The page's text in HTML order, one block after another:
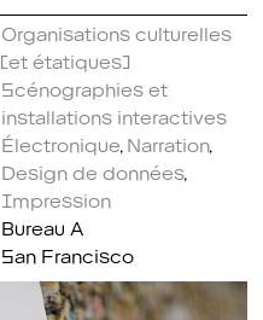
Organisations culturelles
(et étatiques)
Scénographies et
installations interactives
Électronique Narration,
Design de données
Impression
Bureau A
San Francisco